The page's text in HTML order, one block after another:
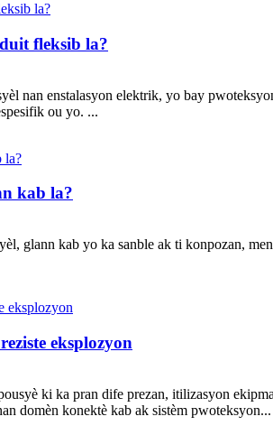
fleksib la?
nan enstalasyon elektrik, yo bay
ou yo. ...
kab la?
glann kab yo ka sanble ak ti konpozan,
eksplozyon
ki ka pran dife prezan, itilizasyon
domèn konektè kab ak sistèm pwoteksyon...